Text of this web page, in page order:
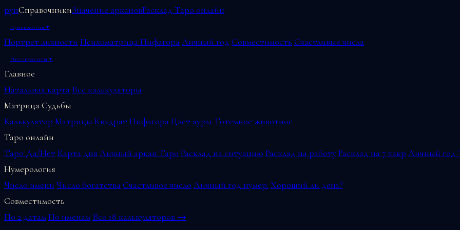
рунСправочникиЗначение аркановРасклад Таро онлайн
Нумерология▾
Портрет личности Психоматрица ПифагораЛичный год Совместимость Счастливые числа
Инструменты▾
Главное
Натальная карта Все калькуляторы
Матрица Судьбы
Калькулятор Матрицы Квадрат ПифагораЦвет ауры Тотемное животное
Таро онлайн
Таро Да/Нет Карта дня Личный аркан Таро Расклад на ситуацию Расклад на работуРасклад на 7 чакр Личный год
Нумерология
Число имени Число богатстваСчастливое число Личный год нумер. Хороший ли день?
Совместимость
По 2 датамПо именам Все 18 калькуляторов →